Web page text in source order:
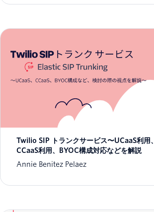
Twilio SIP トランクサービス〜UCaaS利用、
CCaaS利用、BYOC構成対応などを解説
Annie Benitez Pelaez